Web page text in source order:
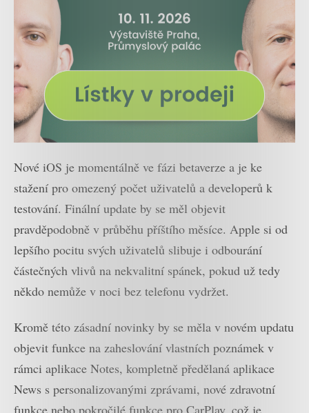
Nové iOS je momentálně ve fázi betaverze a je ke
stažení pro omezený počet uživatelů a developerů k
testování. Finální update by se měl objevit
pravděpodobně v průběhu příštího měsíce. Apple si od
lepšího pocitu svých uživatelů slibuje i odbourání
částečných vlivů na nekvalitní spánek, pokud už tedy
někdo nemůže v noci bez telefonu vydržet.
Kromě této zásadní novinky by se měla v novém updatu
objevit funkce na zaheslování vlastních poznámek v
rámci aplikace Notes, kompletně předělaná aplikace
News s personalizovanými zprávami, nové zdravotní